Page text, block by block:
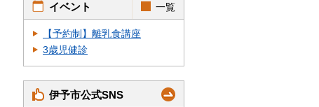
イベント 一覧
【予約制】離乳食講座
3歳児健診
伊予市公式SNS